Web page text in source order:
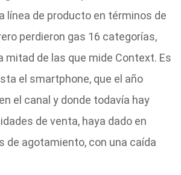
línea de producto en términos de
perdieron gas 16 categorías,
mitad de las que mide Context. Es
el smartphone, que el año
el canal y donde todavía hay
de venta, haya dado en
de agotamiento, con una caída